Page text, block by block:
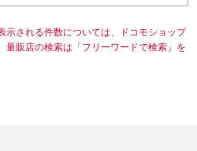
示される件数については、ドコモショップ
量販店の検索は「フリーワードで検索」を